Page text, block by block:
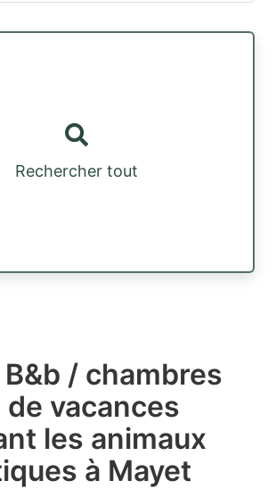
Rechercher tout
/ chambres
vacances
les animaux
à Mayet